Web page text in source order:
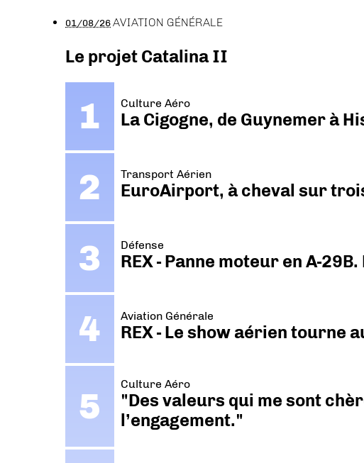
01/08/26AVIATION GÉNÉRALE
Le projet Catalina II
Culture Aéro
La Cigogne, de Guynemer à
Transport Aérien
EuroAirport, à cheval sur
Défense
REX - Panne moteur en A-
Aviation Générale
REX - Le show aérien tourne
Culture Aéro
"Des valeurs qui me sont
l’engagement."